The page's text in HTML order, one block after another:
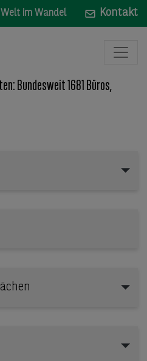
im Wandel Kontakt
Bundesweit 1681 Büros,